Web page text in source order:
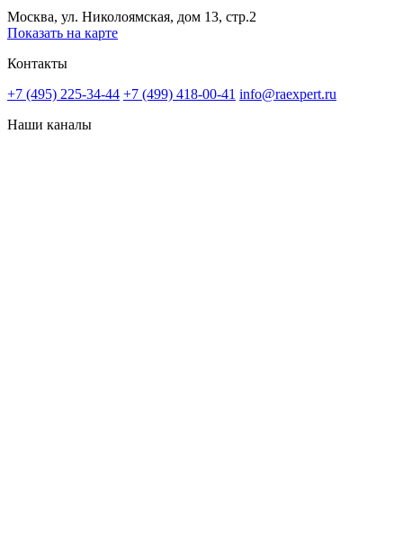
Москва, ул. Николоямская, дом 13, стр.2
Показать на карте
Контакты
+7 (495) 225-34-44 +7 (499) 418-00-41 info@raexpert.ru
Наши каналы